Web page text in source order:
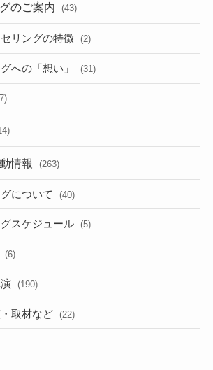
のご案内 (43)
リングの特徴 (2)
への「想い」 (31)
情報 (263)
について (40)
スケジュール (5)
(6)
(190)
取材など (22)